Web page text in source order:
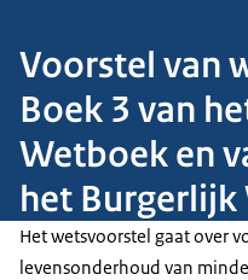
Voorstel van
Boek 3 van
Wetboek en
het Burgerlijk
Het wetsvoorstel gaat over
levensonderhoud van